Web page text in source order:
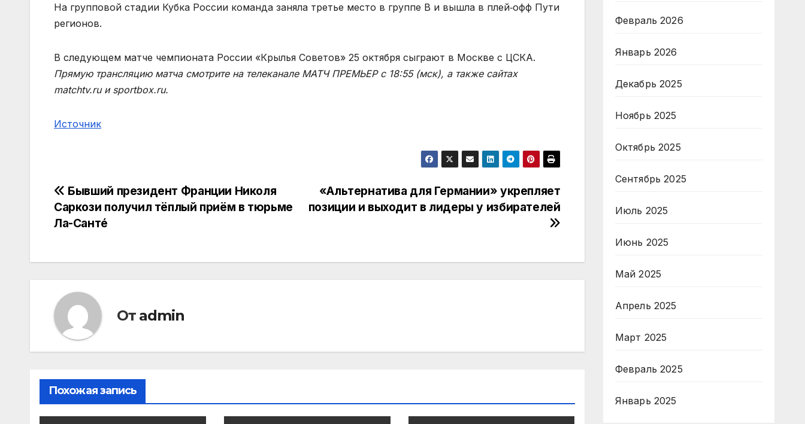
На групповой стадии Кубка России команда заняла третье место в группе В и вышла в плей‑офф Пути
регионов.
В следующем матче чемпионата России «Крылья Советов» 25 октября сыграют в Москве с ЦСКА.
Прямую трансляцию матча смотрите на телеканале МАТЧ ПРЕМЬЕР с 18:55 (мск), а также сайтах
matchtv.ru и sportbox.ru.
Источник
Навигация
по
«Альтернатива для Германии» укрепляет
позиции и выходит в лидеры у избирателей
Бывший президент Франции Николя
Саркози получил тёплый приём в тюрьме
Ла-Сантé
От admin
Похожая запись
Февраль 2026
Январь 2026
Декабрь 2025
Ноябрь 2025
Октябрь 2025
Сентябрь 2025
Июль 2025
Июнь 2025
Май 2025
Апрель 2025
Март 2025
Февраль 2025
Январь 2025